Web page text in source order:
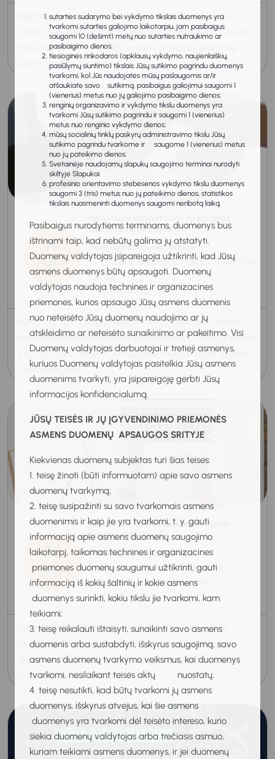
sutarties sudarymo bei vykdymo tikslais duomenys yra
tvarkomi sutarties galiojimo laikotarpiu, jam pasibaigus
saugomi 10 (dešimt) metų nuo sutarties nutraukimo ar
pasibaigimo dienos;
tiesioginės rinkodaros (apklausų vykdymo, naujienlaiškių,
pasiūlymų siuntimo) tikslais Jūsų sutikimo pagrindu duomenys
tvarkomi, kol Jūs naudojatės mūsų paslaugomis ar/ir
atšaukiate savo sutikimą, pasibaigus galiojimui saugomi 1
(vienerius) metus nuo jų galiojimo pasibaigimo dienos;
renginių organizavimo ir vykdymo tikslu duomenys yra
tvarkomi Jūsų sutikimo pagrindu ir saugomi 1 (vienerius)
metus nuo renginio vykdymo dienos;
mūsų socialinių tinklų paskyrų administravimo tikslu Jūsų
sutikimo pagrindu tvarkome ir saugome 1 (vienerius) metus
nuo jų pateikimo dienos;
Svetainėje naudojamų slapukų saugojimo terminai nurodyti
skiltyje Slapukai.
profesinio orientavimo stebėsenos vykdymo tikslu duomenys
saugomi 3 (tris) metus nuo jų pateikimo dienos, statistikos
tikslais nuasmeninti duomenys saugomi neribotą laiką.
Pasibaigus nurodytiems terminams, duomenys bus
ištrinami taip, kad nebūtų galima jų atstatyti.
Duomenų valdytojas įsipareigoja užtikrinti, kad Jūsų
asmens duomenys būtų apsaugoti. Duomenų
valdytojas naudoja technines ir organizacines
priemones, kurios apsaugo Jūsų asmens duomenis
nuo neteisėto Jūsų duomenų naudojimo ar jų
atskleidimo ar neteisėto sunaikinimo ar pakeitimo. Visi
Duomenų valdytojas darbuotojai ir tretieji asmenys,
kuriuos Duomenų valdytojas pasitelkia Jūsų asmens
duomenims tvarkyti, yra įsipareigoję gerbti Jūsų
informacijos konfidencialumą.
JŪSŲ TEISĖS IR JŲ ĮGYVENDINIMO PRIEMONĖS
ASMENS DUOMENŲ APSAUGOS SRITYJE
Kiekvienas duomenų subjektas turi šias teises:
1. teisę žinoti (būti informuotam) apie savo asmens
duomenų tvarkymą;
2. teisę susipažinti su savo tvarkomais asmens
duomenimis ir kaip jie yra tvarkomi, t. y. gauti
informaciją apie asmens duomenų saugojimo
laikotarpį, taikomas technines ir organizacines
priemones duomenų saugumui užtikrinti, gauti
informaciją iš kokių šaltinių ir kokie asmens
duomenys surinkti, kokiu tikslu jie tvarkomi, kam
teikiami;
3. teisę reikalauti ištaisyti, sunaikinti savo asmens
duomenis arba sustabdyti, išskyrus saugojimą, savo
asmens duomenų tvarkymo veiksmus, kai duomenys
tvarkomi, nesilaikant teisės aktų nuostatų;
4. teisę nesutikti, kad būtų tvarkomi jų asmens
duomenys, išskyrus atvejus, kai šie asmens
duomenys yra tvarkomi dėl teisėto intereso, kurio
siekia duomenų valdytojas arba trečiasis asmuo,
kuriam teikiami asmens duomenys, ir jei duomenų
Nežinote, nuo ko pradėti rašyti gyvenimo aprašymą, ar
norite atnaujinti turimą? Karjeros konsultanto konsultacijos
metu teikiama individuali pagalba gryninant profesinę
patirtį, išryškinant stipr...
19
Rugpjūtis
2026
konsultante Biržuose
Individuali karjeros konsultacija
Biržai, J. Basanavičiaus 4B, II aukštas
201 kab.
13:00-14:00
Reikia patarimo, kaip pasiruošti darbo pokalbiui? Kokios
dažniausiai daromos klaidos pokalbio metu? Kviečiu susitikti
ir tai aptarti su karjeros konsultante Regioniniame karjeros
centre Biržuose...
20
Rugpjūtis
Individuali konsultacija su karjeros
konsultante Skuode
Individuali karjeros konsultacija
Skuodo skyrius, Gedimino g. 2,
Skuodas, II aukštas, 206 salė
10:00-11:00
Kviečiu į individualią karjeros konsultanto konsultaciją
Skuode, Gedimino g. 2, 26 salė, II aukštas. Konsultacija
skirta visiems, kurie planuoja dalyvauti darbo pokalbyje
arba nori geriau jam pas...